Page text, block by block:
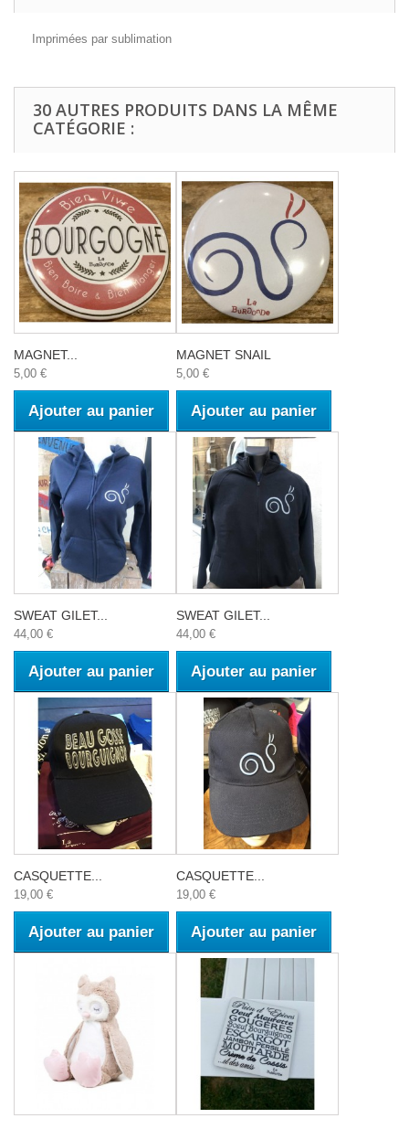
Imprimées par sublimation
30 AUTRES PRODUITS DANS LA MÊME
CATÉGORIE :
MAGNET...
5,00 €
Ajouter au panier
MAGNET SNAIL
5,00 €
Ajouter au panier
SWEAT GILET...
44,00 €
Ajouter au panier
SWEAT GILET...
44,00 €
Ajouter au panier
CASQUETTE...
19,00 €
Ajouter au panier
CASQUETTE...
19,00 €
Ajouter au panier